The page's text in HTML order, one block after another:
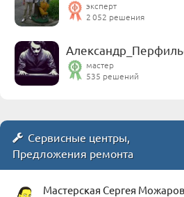
эксперт
2 052 решения
мастер
535 решений
Сервисные центры,
Предложения ремонта
Мастерская Сергея